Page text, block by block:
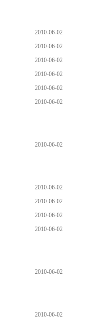
2010-06-02
2010-06-02
2010-06-02
2010-06-02
2010-06-02
2010-06-02
2010-06-02
2010-06-02
2010-06-02
2010-06-02
2010-06-02
2010-06-02
2010-06-02